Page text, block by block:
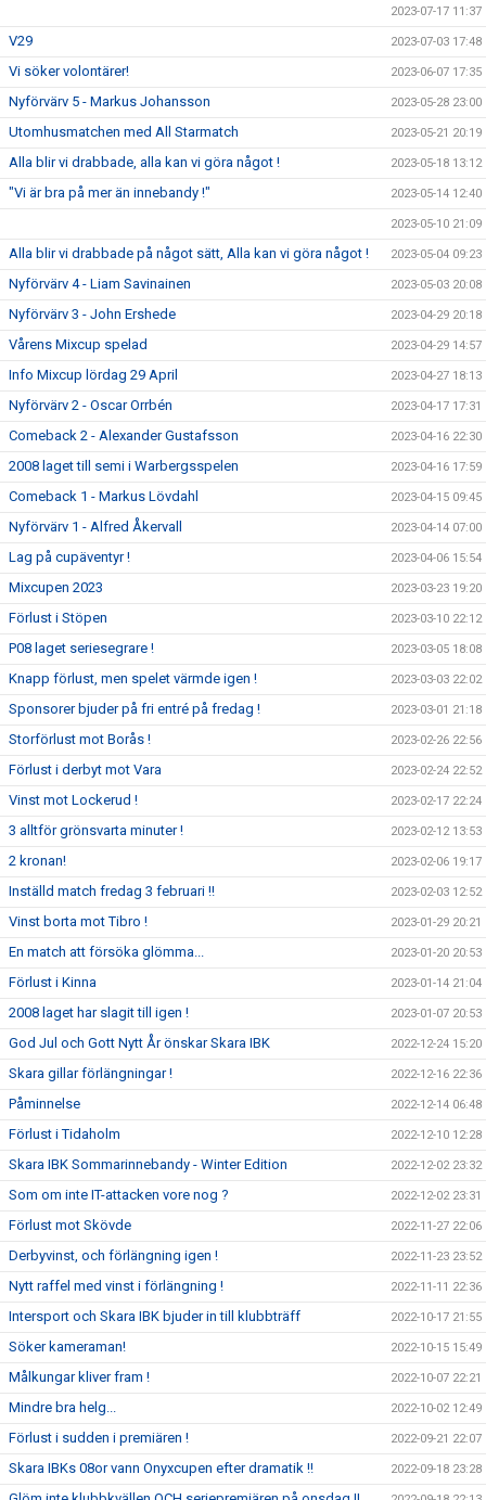
2023-07-17 11:37
V29 2023-07-03 17:48
Vi söker volontärer! 2023-06-07 17:35
Nyförvärv 5 - Markus Johansson 2023-05-28 23:00
Utomhusmatchen med All Starmatch 2023-05-21 20:19
Alla blir vi drabbade, alla kan vi göra något ! 2023-05-18 13:12
"Vi är bra på mer än innebandy !" 2023-05-14 12:40
2023-05-10 21:09
Alla blir vi drabbade på något sätt, Alla kan vi göra något ! 2023-05-04 09:23
Nyförvärv 4 - Liam Savinainen 2023-05-03 20:08
Nyförvärv 3 - John Ershede 2023-04-29 20:18
Vårens Mixcup spelad 2023-04-29 14:57
Info Mixcup lördag 29 April 2023-04-27 18:13
Nyförvärv 2 - Oscar Orrbén 2023-04-17 17:31
Comeback 2 - Alexander Gustafsson 2023-04-16 22:30
2008 laget till semi i Warbergsspelen 2023-04-16 17:59
Comeback 1 - Markus Lövdahl 2023-04-15 09:45
Nyförvärv 1 - Alfred Åkervall 2023-04-14 07:00
Lag på cupäventyr ! 2023-04-06 15:54
Mixcupen 2023 2023-03-23 19:20
Förlust i Stöpen 2023-03-10 22:12
P08 laget seriesegrare ! 2023-03-05 18:08
Knapp förlust, men spelet värmde igen ! 2023-03-03 22:02
Sponsorer bjuder på fri entré på fredag ! 2023-03-01 21:18
Storförlust mot Borås ! 2023-02-26 22:56
Förlust i derbyt mot Vara 2023-02-24 22:52
Vinst mot Lockerud ! 2023-02-17 22:24
3 alltför grönsvarta minuter ! 2023-02-12 13:53
2 kronan! 2023-02-06 19:17
Inställd match fredag 3 februari !! 2023-02-03 12:52
Vinst borta mot Tibro ! 2023-01-29 20:21
En match att försöka glömma... 2023-01-20 20:53
Förlust i Kinna 2023-01-14 21:04
2008 laget har slagit till igen ! 2023-01-07 20:53
God Jul och Gott Nytt År önskar Skara IBK 2022-12-24 15:20
Skara gillar förlängningar ! 2022-12-16 22:36
Påminnelse 2022-12-14 06:48
Förlust i Tidaholm 2022-12-10 12:28
Skara IBK Sommarinnebandy - Winter Edition 2022-12-02 23:32
Som om inte IT-attacken vore nog ? 2022-12-02 23:31
Förlust mot Skövde 2022-11-27 22:06
Derbyvinst, och förlängning igen ! 2022-11-23 23:52
Nytt raffel med vinst i förlängning ! 2022-11-11 22:36
Intersport och Skara IBK bjuder in till klubbträff 2022-10-17 21:55
Söker kameraman! 2022-10-15 15:49
Målkungar kliver fram ! 2022-10-07 22:21
Mindre bra helg... 2022-10-02 12:49
Förlust i sudden i premiären ! 2022-09-21 22:07
Skara IBKs 08or vann Onyxcupen efter dramatik !! 2022-09-18 23:28